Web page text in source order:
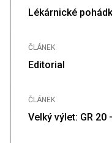
Lékárnické
ČLÁNEK
Editorial
ČLÁNEK
Velký výlet: GR 20